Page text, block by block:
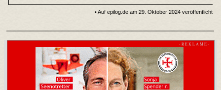
• Auf epilog.de am 29. Oktober 2024 veröffentlicht
- R E K L A M E -